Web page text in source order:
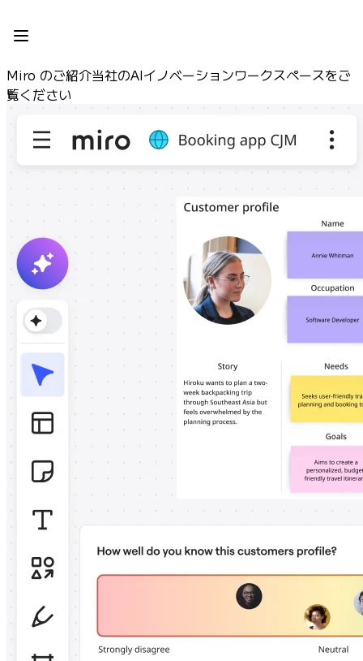
インテリジェント キャンバス
フロー
プロトタイプとワイヤーフレーム
プラットフォーム
AI 概要
AI Workflows
コネクター
MCP サーバー
AI プレイブックを見る
MCP サーバー
ブループリント
インテグレーション
セキュリティー
開発者プラットフォーム
アプリをダウンロード
ホワイトボード
タイムライン
Talktrack
テーブル
スライド
活用事例
注目アイテム
Miroverse をチェック
Miro のご紹介当社のAIイノベーションワークスペースをご
覧ください